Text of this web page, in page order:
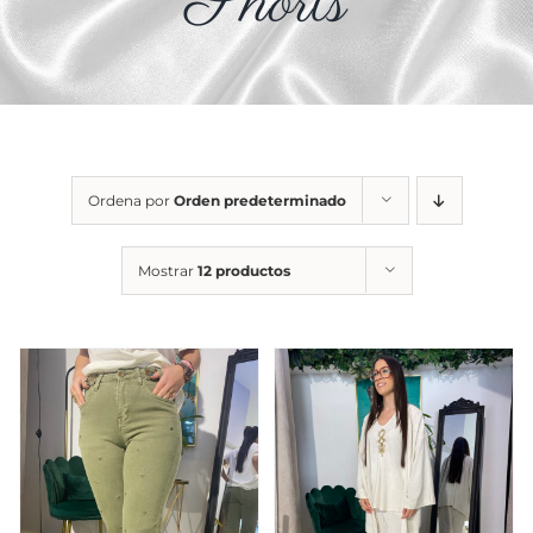
Ordena por Orden predeterminado
Mostrar 12 productos
SELECCIONAR
OPCIONESESTE
PRODUCTO
DETALLES
SELECCIONAR
OPCIONESESTE
/
DETALLES